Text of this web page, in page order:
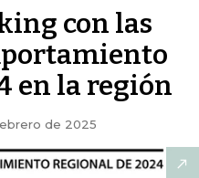
con las
en la región
de 2025